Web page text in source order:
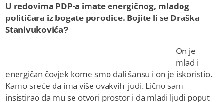
U redovima PDP-a imate energičnog, mladog
političara iz bogate porodice. Bojite li se Draška
Stanivukovića?
On je
mlad i
energičan čovjek kome smo dali šansu i on je iskoristio.
Kamo sreće da ima više ovakvih ljudi. Lično sam
insistirao da mu se otvori prostor i da mladi ljudi poput